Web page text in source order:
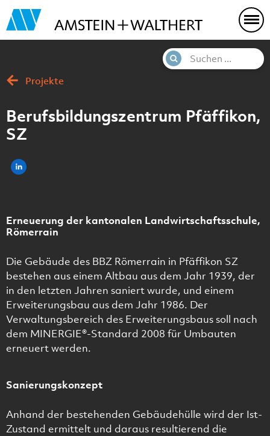
Projekte
Berufsbildungszentrum Pfäffikon,
SZ
Erneuerung der kantonalen Landwirtschaftsschule,
Römerrain
Die Gebäude des BBZ Römerrain in Pfäffikon SZ
bestehen aus einem Altbau aus dem Jahr 1939, der
in den letzten Jahren saniert wurde, und einem
Erweiterungsbau aus dem Jahr 1986. Der
Verwaltungsbereich des Erweiterungsbaus soll nach
dem MINERGIE®-Standard 2008 für Umbauten
erneuert werden.
Sanierungskonzept
Anhand der bestehenden Gebäudehülle wird der Ist-
Zustand ermittelt und daraus resultierend die